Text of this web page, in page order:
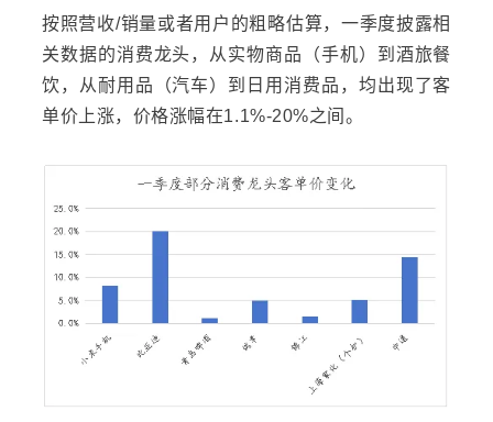
按照营收/销量或者用户的粗略估算，一季度披露相
关数据的消费龙头，从实物商品（手机）到酒旅餐
饮，从耐用品（汽车）到日用消费品，均出现了客
单价上涨，价格涨幅在1.1%-20%之间。